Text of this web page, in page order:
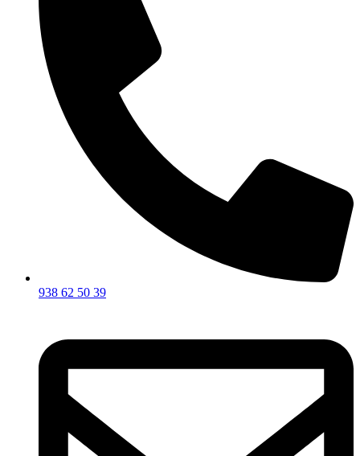
938 62 50 39